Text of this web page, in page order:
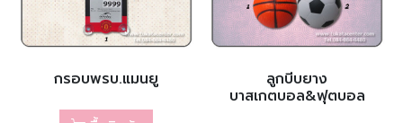
กรอบพรบ.แมนยู ลูกบีบยาง
บาสเกตบอล&ฟุตบอล